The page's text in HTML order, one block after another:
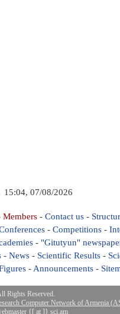
15:04, 07/08/2026
Members- Contact us-
- Competitions-
- "Gitutyun"
- News - Scientific Results -
- Announcements -
Rights Reserved.
Computer Network of Armenia
{[ at ]} sci.am